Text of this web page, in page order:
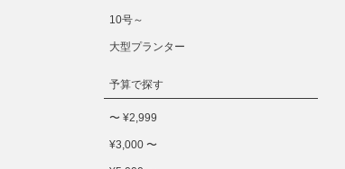
10号～
大型プランター
予算で探す
〜 ¥2,999
¥3,000 〜